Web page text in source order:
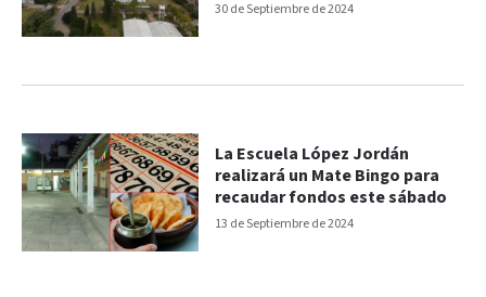
30 de Septiembre de 2024
13 de Septiembre de 2024
La Escuela López Jordán
realizará un Mate Bingo para
recaudar fondos este sábado